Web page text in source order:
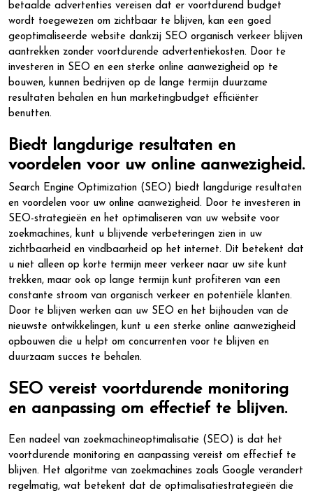
betaalde advertenties vereisen dat er voortdurend budget
wordt toegewezen om zichtbaar te blijven, kan een goed
geoptimaliseerde website dankzij SEO organisch verkeer blijven
aantrekken zonder voortdurende advertentiekosten. Door te
investeren in SEO en een sterke online aanwezigheid op te
bouwen, kunnen bedrijven op de lange termijn duurzame
resultaten behalen en hun marketingbudget efficiënter
benutten.
Biedt langdurige resultaten en
voordelen voor uw online aanwezigheid.
Search Engine Optimization (SEO) biedt langdurige resultaten
en voordelen voor uw online aanwezigheid. Door te investeren in
SEO-strategieën en het optimaliseren van uw website voor
zoekmachines, kunt u blijvende verbeteringen zien in uw
zichtbaarheid en vindbaarheid op het internet. Dit betekent dat
u niet alleen op korte termijn meer verkeer naar uw site kunt
trekken, maar ook op lange termijn kunt profiteren van een
constante stroom van organisch verkeer en potentiële klanten.
Door te blijven werken aan uw SEO en het bijhouden van de
nieuwste ontwikkelingen, kunt u een sterke online aanwezigheid
opbouwen die u helpt om concurrenten voor te blijven en
duurzaam succes te behalen.
SEO vereist voortdurende monitoring
en aanpassing om effectief te blijven.
Een nadeel van zoekmachineoptimalisatie (SEO) is dat het
voortdurende monitoring en aanpassing vereist om effectief te
blijven. Het algoritme van zoekmachines zoals Google verandert
regelmatig, wat betekent dat de optimalisatiestrategieën die